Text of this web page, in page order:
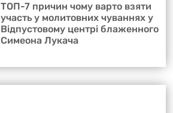
ТОП-7 причин чому варто взяти
участь у молитовних чуваннях у
Відпустовому центрі блаженного
Симеона Лукача